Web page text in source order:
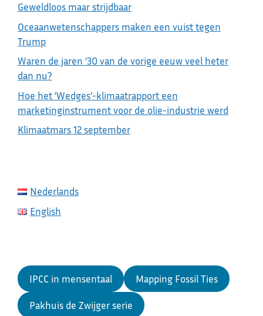
Geweldloos maar strijdbaar
Oceaanwetenschappers maken een vuist tegen
Trump
Waren de jaren ’30 van de vorige eeuw veel heter
dan nu?
Hoe het ‘Wedges’-klimaatrapport een
marketinginstrument voor de olie-industrie werd
Klimaatmars 12 september
Nederlands
English
IPCC in mensentaal Mapping Fossil Ties
Pakhuis de Zwijger serie